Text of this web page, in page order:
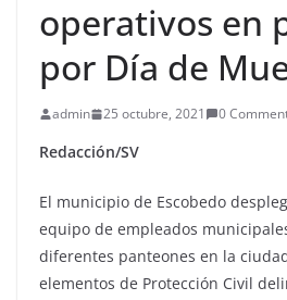
operativos en
por Día de
admin 25 octubre, 2021 0
Redacción/SV
El municipio de Escobedo
equipo de empleados
diferentes panteones en la
elementos de Protección Civil